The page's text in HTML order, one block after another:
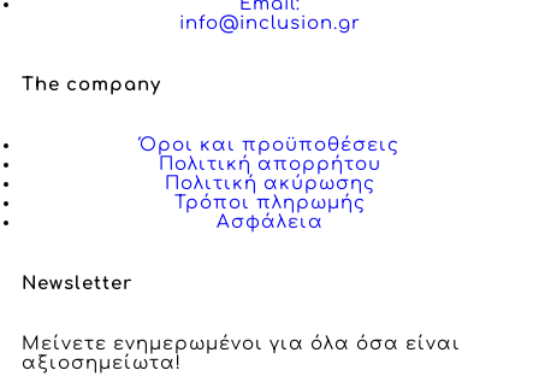
Email:
info@inclusion.gr
The company
Όροι και προϋποθέσεις
Πολιτική απορρήτου
Πολιτική ακύρωσης
Τρόποι πληρωμής
Ασφάλεια
Newsletter
Μείνετε ενημερωμένοι για όλα όσα είναι
αξιοσημείωτα!